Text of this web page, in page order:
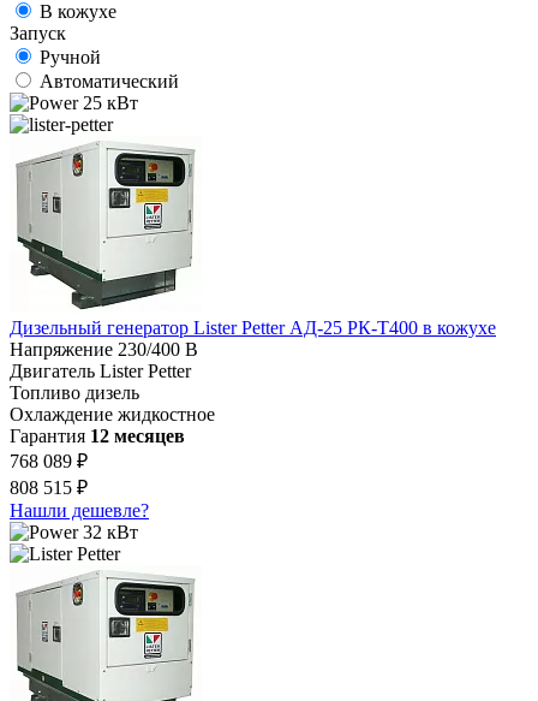
В кожухе
Запуск
Ручной
Автоматический
25 кВт
Дизельный генератор Lister Petter АД-25 РК-Т400 в кожухе
Напряжение 230/400 В
Двигатель Lister Petter
Топливо дизель
Охлаждение жидкостное
Гарантия 12 месяцев
768 089 ₽
808 515 ₽
Нашли дешевле?
32 кВт